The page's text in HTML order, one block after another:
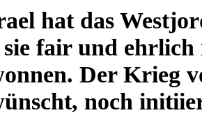
hat das
fair und ehrlich
Der Krieg
noch